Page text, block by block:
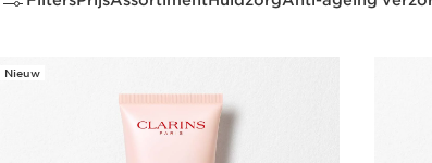
Nieuw